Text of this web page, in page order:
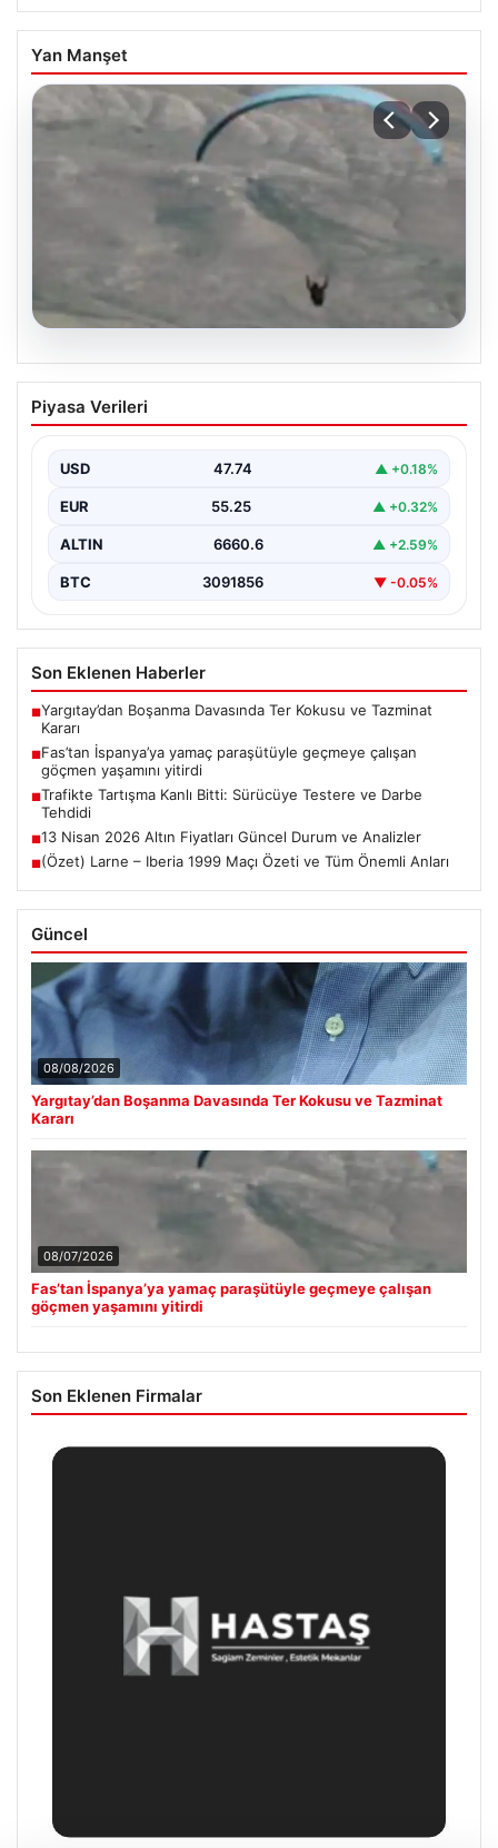
Yan Manşet
07.08.2026
Fas’tan İspanya’ya yamaç paraşütüyle
geçmeye çalışan göçmen yaşamını
{ "title": "Fas'tan İspanya'ya Yamaç Paraşütüyle
"content": "Fas ile…
Piyasa Verileri
USD 47.74 ▲ +0.18%
EUR 55.25 ▲ +0.32%
ALTIN 6660.6 ▲ +2.59%
BTC 3091856 ▼ -0.05%
Son Eklenen Haberler
■Yargıtay’dan Boşanma Davasında Ter Kokusu ve Tazminat
Kararı
■Fas’tan İspanya’ya yamaç paraşütüyle geçmeye çalışan
göçmen yaşamını yitirdi
■Trafikte Tartışma Kanlı Bitti: Sürücüye Testere ve Darbe
Tehdidi
■13 Nisan 2026 Altın Fiyatları Güncel Durum ve Analizler
■(Özet) Larne – Iberia 1999 Maçı Özeti ve Tüm Önemli Anları
Güncel
08/08/2026
Yargıtay’dan Boşanma Davasında Ter Kokusu ve Tazminat
Kararı
08/07/2026
Fas’tan İspanya’ya yamaç paraşütüyle geçmeye çalışan
göçmen yaşamını yitirdi
Son Eklenen Firmalar